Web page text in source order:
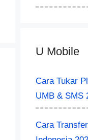
U Mobile
Cara Tukar
UMB & SMS
Cara